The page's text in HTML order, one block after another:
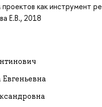
как инструмент
Е.В., 2018